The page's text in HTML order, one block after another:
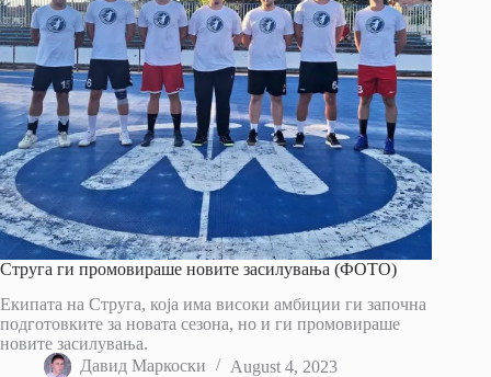
Струга ги промовираше новите засилувања (ФОТО)
Екипата на Струга, која има високи амбиции ги започна
подготовките за новата сезона, но и ги промовираше
новите засилувања.
Давид Маркоски
August 4, 2023